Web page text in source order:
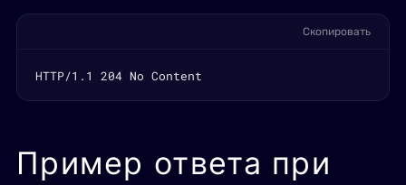
Скопировать
HTTP/1.1 204 No Content
Пример ответа при